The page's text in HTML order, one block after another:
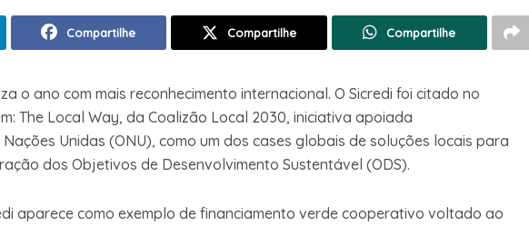
Compartilhe Compartilhe Compartilhe
o ano com mais reconhecimento internacional. O Sicredi foi citado no
The Local Way, da Coalizão Local 2030, iniciativa apoiada
Unidas (ONU), como um dos cases globais de soluções locais para
dos Objetivos de Desenvolvimento Sustentável (ODS).
aparece como exemplo de financiamento verde cooperativo voltado ao